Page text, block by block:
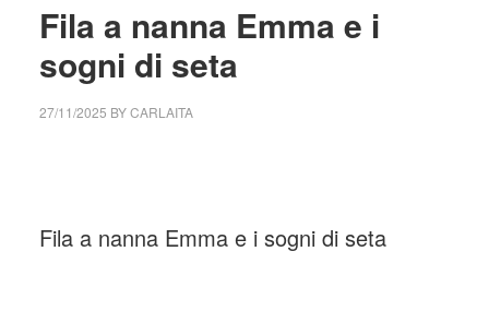
Fila a nanna Emma e i
sogni di seta
27/11/2025 BYCARLAITA
Fila a nanna Emma e i sogni di seta